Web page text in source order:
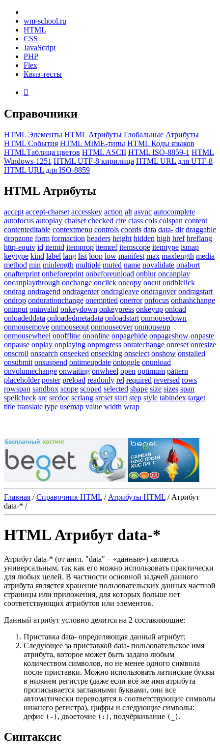
wm-school.ru
HTML
CSS
JavaScript
PHP
Flex
Квиз-тесты

Справочники
HTML Элементы HTML Атрибуты Глобальные Атрибуты
HTML События HTML MIME-типы HTML Коды языков
HTMLТаблица цветов HTML ASCII HTML ISO-8859-1 HTML
Windows-1251 HTML UTF-8 кирилица HTML URL для UTF-8
HTML URL для ISO-8859
HTML Атрибуты
accept accept-charset accesskey action alt async autocomplete
autofocus autoplay charset checked cite class cols colspan content
contenteditable contextmenu controls coords data data- dir draggable
dropzone form formaction headers height hidden high href hreflang
http-equiv id itemid itemprop itemref itemscope itemtype ismap
keytype kind label lang list loop low manifest max maxlength media
method min minlength multiple muted name novalidate onabort
onafterprint onbeforeprint onbeforeunload onblur oncanplay
oncanplaythrough onchange onclick oncopy oncut ondblclick
ondrag ondragend ondragenter ondragleave ondragover ondragstart
ondrop ondurationchange onemptied onerror onfocus onhashchange
oninput oninvalid onkeydown onkeypress onkeyup onload
onloadeddata onloadedmetadata onloadstart onmousedown
onmousemove onmouseout onmouseover onmouseup
onmousewheel onoffline ononline onpagehide onpageshow onpaste
onpause onplay onplaying onprogress onratechange onreset onresize
onscroll onsearch onseeked onseeking onselect onshow onstalled
onsubmit onsuspend ontimeupdate ontoggle onunload
onvolumechange onwaiting onwheel open optimum pattern
placeholder poster preload readonly rel required reversed rows
rowspan sandbox scope scoped selected shape size sizes span
spellcheck src srcdoc scrlang srcset start step style tabindex target
title translate type usemap value width wrap
Главная / Справочник HTML / Атрибуты HTML / Атрибут
data-* /
HTML Атрибут data-*
Атрибут data-* (от англ. "data" ‒ «данные») является
универсальным, так как его можно использовать практически
для любых целей. В частности основной задачей данного
атрибута является хранение пользовательских данных частной
страницы или приложения, для которых больше нет
соответствующих атрибутов или элементов.
Данный атрибут условно делится на 2 составляющие:
Приставка data- определяющая данный атрибут;
Следующее за приставкой data- пользовательское имя
атрибута, которое может быть задано любым
количеством символов, но не менее одного символа
после приставки. Можно использовать латинские буквы
в нижнем регистре (даже если всё же имя атрибута
прописывается заглавными буквами, они все
автоматически переводятся в соответствующие символы
нижнего регистра), цифры и следующие символы:
дефис (-) , двоеточие (:) , подчёркивание (_) .
Синтаксис